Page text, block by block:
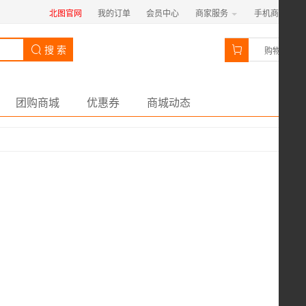
北图官网 我的订单 会员中心 商家服务 手机商城
搜 索 购物车
团购商城 优惠券 商城动态